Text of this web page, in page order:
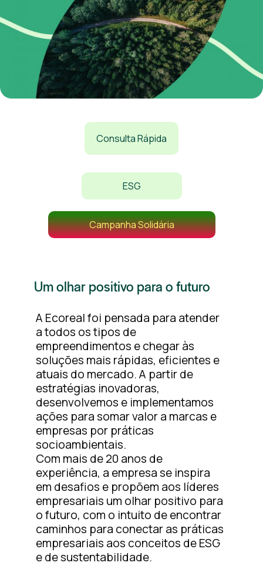
Consulta Rápida
ESG
Campanha Solidária
Um olhar positivo para o futuro
A Ecoreal foi pensada para atender
a todos os tipos de
empreendimentos e chegar às
soluções mais rápidas, eficientes e
atuais do mercado. A partir de
estratégias inovadoras,
desenvolvemos e implementamos
ações para somar valor a marcas e
empresas por práticas
socioambientais.
Com mais de 20 anos de
experiência, a empresa se inspira
em desafios e propõem aos líderes
empresariais um olhar positivo para
o futuro, com o intuito de encontrar
caminhos para conectar as práticas
empresariais aos conceitos de ESG
e de sustentabilidade.